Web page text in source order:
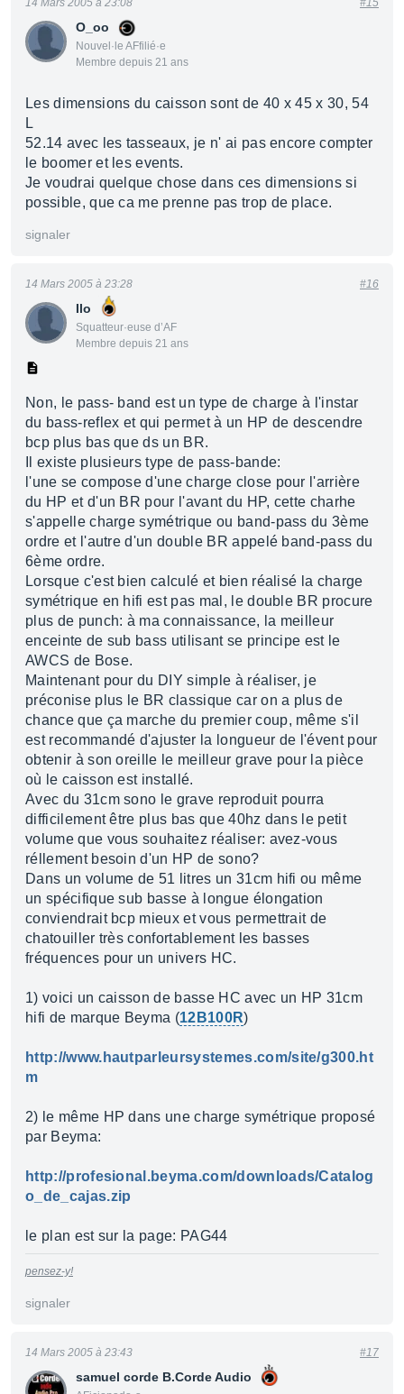
O_oo
Nouvel·le AFfilié·e
Membre depuis 21 ans
14 Mars 2005 à 23:08 #15
Les dimensions du caisson sont de 40 x 45 x 30, 54
L
52.14 avec les tasseaux, je n' ai pas encore compter
le boomer et les events.
Je voudrai quelque chose dans ces dimensions si
possible, que ca me prenne pas trop de place.
signaler
Ilo
Squatteur·euse d’AF
Membre depuis 21 ans
14 Mars 2005 à 23:28 #16
Non, le pass- band est un type de charge à l'instar
du bass-reflex et qui permet à un HP de descendre
bcp plus bas que ds un BR.
Il existe plusieurs type de pass-bande:
l'une se compose d'une charge close pour l'arrière
du HP et d'un BR pour l'avant du HP, cette charhe
s'appelle charge symétrique ou band-pass du 3ème
ordre et l'autre d'un double BR appelé band-pass du
6ème ordre.
Lorsque c'est bien calculé et bien réalisé la charge
symétrique en hifi est pas mal, le double BR procure
plus de punch: à ma connaissance, la meilleur
enceinte de sub bass utilisant se principe est le
AWCS de Bose.
Maintenant pour du DIY simple à réaliser, je
préconise plus le BR classique car on a plus de
chance que ça marche du premier coup, même s'il
est recommandé d'ajuster la longueur de l'évent pour
obtenir à son oreille le meilleur grave pour la pièce
où le caisson est installé.
Avec du 31cm sono le grave reproduit pourra
difficilement être plus bas que 40hz dans le petit
volume que vous souhaitez réaliser: avez-vous
réllement besoin d'un HP de sono?
Dans un volume de 51 litres un 31cm hifi ou même
un spécifique sub basse à longue élongation
conviendrait bcp mieux et vous permettrait de
chatouiller très confortablement les basses
fréquences pour un univers HC.
1) voici un caisson de basse HC avec un HP 31cm
hifi de marque Beyma (12B100R)
http://www.hautparleursystemes.com/site/g300.ht
m
2) le même HP dans une charge symétrique proposé
par Beyma:
http://profesional.beyma.com/downloads/Catalog
o_de_cajas.zip
le plan est sur la page: PAG44
pensez-y!
signaler
samuel corde B.Corde Audio
14 Mars 2005 à 23:43 #17